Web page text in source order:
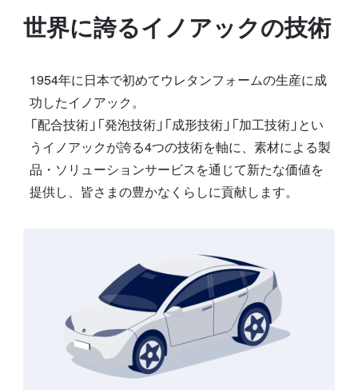
世界に誇るイノアックの技術
1954年に日本で初めてウレタンフォームの生産に成
功したイノアック。
「配合技術」「発泡技術」「成形技術」「加工技術」とい
うイノアックが誇る4つの技術を軸に、素材による製
品・ソリューションサービスを通じて新たな価値を
提供し、皆さまの豊かなくらしに貢献します。